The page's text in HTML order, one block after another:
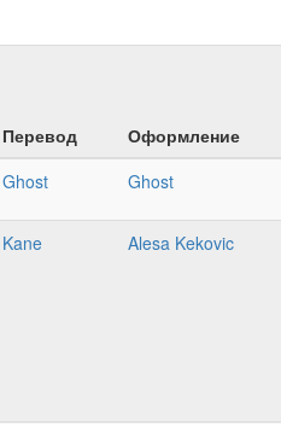
Перевод
Оформление
Ghost Ghost
Kane Alesa Kekovic